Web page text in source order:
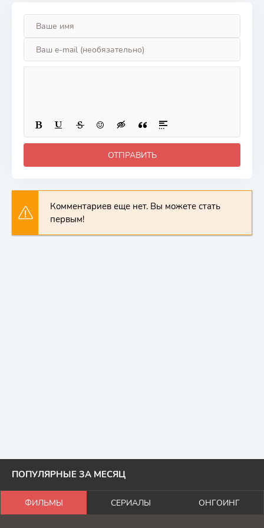
ОТПРАВИТЬ
Комментариев еще нет. Вы можете стать
первым!
ПОПУЛЯРНЫЕ ЗА МЕСЯЦ
ФИЛЬМЫ СЕРИАЛЫ ОНГОИНГ